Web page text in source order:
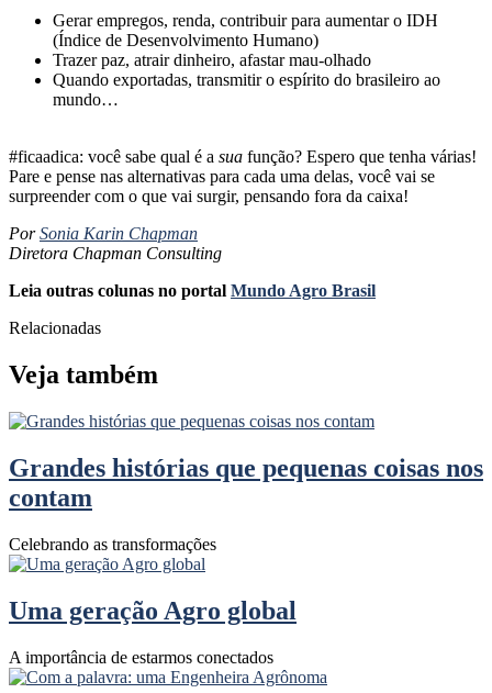
Gerar empregos, renda, contribuir para aumentar o IDH
(Índice de Desenvolvimento Humano)
Trazer paz, atrair dinheiro, afastar mau-olhado
Quando exportadas, transmitir o espírito do brasileiro ao
mundo…
#ficaadica: você sabe qual é a sua função? Espero que tenha várias!
Pare e pense nas alternativas para cada uma delas, você vai se
surpreender com o que vai surgir, pensando fora da caixa!
PorSonia Karin Chapman
Diretora Chapman Consulting
Leia outras colunas no portal Mundo Agro Brasil
Relacionadas
Veja também
Grandes histórias que pequenas coisas nos
contam
Celebrando as transformações
Uma geração Agro global
A importância de estarmos conectados